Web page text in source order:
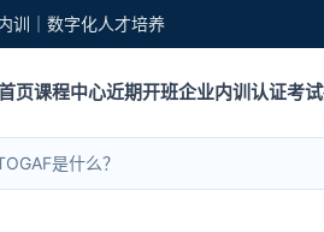
训｜数字化人才培养
页课程中心近期开班企业内训认证考试
是什么？